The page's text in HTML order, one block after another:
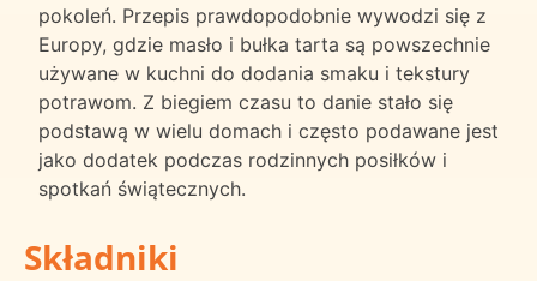
pokoleń. Przepis prawdopodobnie wywodzi się z
Europy, gdzie masło i bułka tarta są powszechnie
używane w kuchni do dodania smaku i tekstury
potrawom. Z biegiem czasu to danie stało się
podstawą w wielu domach i często podawane jest
jako dodatek podczas rodzinnych posiłków i
spotkań świątecznych.
Składniki